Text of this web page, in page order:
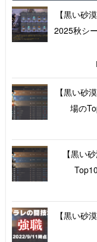
【黒い砂
2025秋シ
【黒い砂
場の
【黒い
【黒い砂